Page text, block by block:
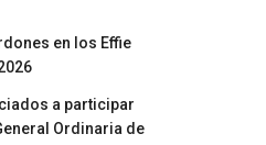
en los Effie
a participar
Ordinaria de